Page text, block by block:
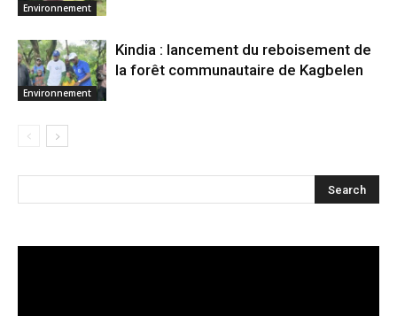
Environnement
Environnement
Kindia : lancement du reboisement de
la forêt communautaire de Kagbelen